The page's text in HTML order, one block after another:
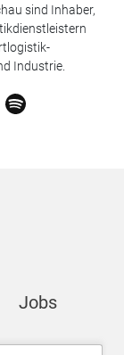
sind Inhaber,
Industrie.
Jobs